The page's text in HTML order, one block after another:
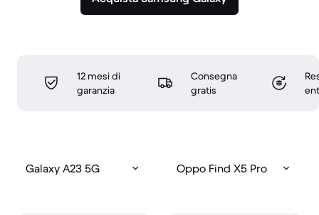
12 mesi di
garanzia
Consegna
gratis
Galaxy A23 5G Oppo Find X5 Pro